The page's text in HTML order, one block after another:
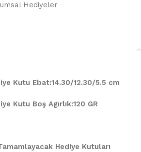
Hediyeler
Kutu Ebat:14.30/12.30/5.5 cm
Kutu Boş Agırlık:120 GR
Hediye Kutuları